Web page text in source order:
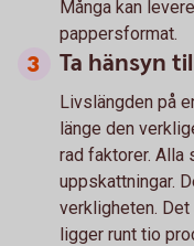
Många kan
pappersformat.
Ta hänsyn
Livslängden på
länge den
rad faktorer. Alla
uppskattningar.
verkligheten.
ligger runt tio